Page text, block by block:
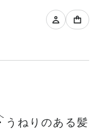
うねりのある髪